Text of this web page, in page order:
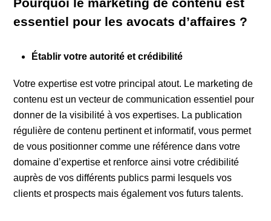
Pourquoi le marketing de contenu est
essentiel pour les avocats d’affaires ?
Établir votre autorité et crédibilité
Votre expertise est votre principal atout. Le marketing de
contenu est un vecteur de communication essentiel pour
donner de la visibilité à vos expertises. La publication
régulière de contenu pertinent et informatif, vous permet
de vous positionner comme une référence dans votre
domaine d’expertise et renforce ainsi votre crédibilité
auprès de vos différents publics parmi lesquels vos
clients et prospects mais également vos futurs talents.